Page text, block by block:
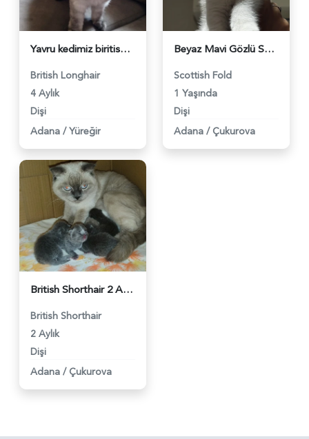
Yavru kedimiz biritish longhair - 4759
British Longhair
4 Aylık
Dişi
Adana / Yüreğir
Beyaz Mavi Gözlü Scottish Fold 1 Yaşında - 4233
Scottish Fold
1 Yaşında
Dişi
Adana / Çukurova
British Shorthair 2 Aylık Yuva Arıyor - 2893
British Shorthair
2 Aylık
Dişi
Adana / Çukurova